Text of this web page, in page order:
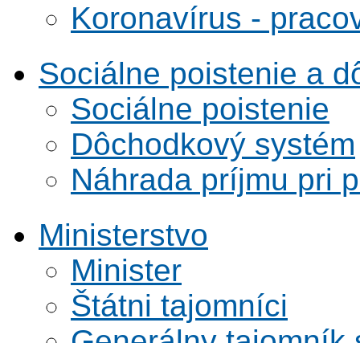
Koronavírus -
Sociálne poistenie a
Sociálne poistenie
Dôchodkový systém
Náhrada príjmu pri
Ministerstvo
Minister
Štátni tajomníci